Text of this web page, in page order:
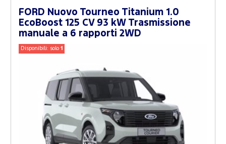
FORD Nuovo Tourneo Titanium 1.0
EcoBoost 125 CV 93 kW Trasmissione
manuale a 6 rapporti 2WD
Disponibili: solo1